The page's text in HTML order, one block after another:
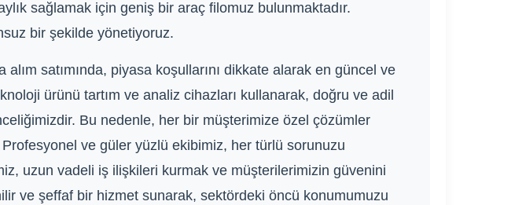
sağlamak için geniş bir araç filomuz bulunmaktadır.
bir şekilde yönetiyoruz.
satımında, piyasa koşullarını dikkate alarak en güncel ve
ürünü tartım ve analiz cihazları kullanarak, doğru ve adil
Bu nedenle, her bir müşterimize özel çözümler
Profesyonel ve güler yüzlü ekibimiz, her türlü sorunuzu
uzun vadeli iş ilişkileri kurmak ve müşterilerimizin güvenini
ve şeffaf bir hizmet sunarak, sektördeki öncü konumumuzu